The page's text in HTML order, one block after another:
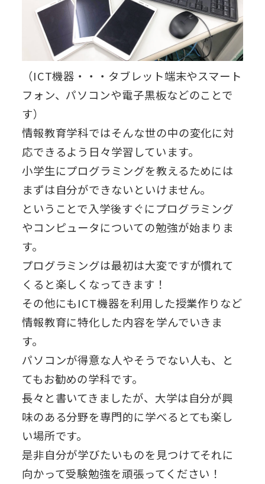
（ICT機器・・・タブレット端末やスマート
フォン、パソコンや電子黒板などのことで
す）
情報教育学科ではそんな世の中の変化に対
応できるよう日々学習しています。
小学生にプログラミングを教えるためには
まずは自分ができないといけません。
ということで入学後すぐにプログラミング
やコンピュータについての勉強が始まりま
す。
プログラミングは最初は大変ですが慣れて
くると楽しくなってきます！
その他にもICT機器を利用した授業作りなど
情報教育に特化した内容を学んでいきま
す。
パソコンが得意な人やそうでない人も、と
てもお勧めの学科です。
長々と書いてきましたが、大学は自分が興
味のある分野を専門的に学べるとても楽し
い場所です。
是非自分が学びたいものを見つけてそれに
向かって受験勉強を頑張ってください！